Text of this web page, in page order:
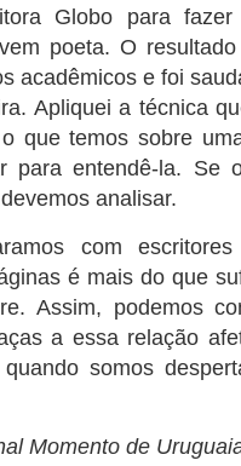
Globo para
poeta. O
acadêmicos e foi
Apliquei a técnica
que temos sobre
para entendê-la. Se
analisar.
com
é mais do que
Assim, podemos
a essa relação
somos
Momento de